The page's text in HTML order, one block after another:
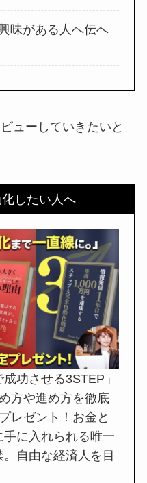
味がある人へ伝へ
ューしていきたいと
したい人へ
功させる3STEP」
方や進め方を徹底
レゼント！お金と
に入れられる唯一
自由な経済人を目